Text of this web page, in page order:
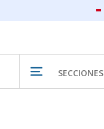
SECCIONES